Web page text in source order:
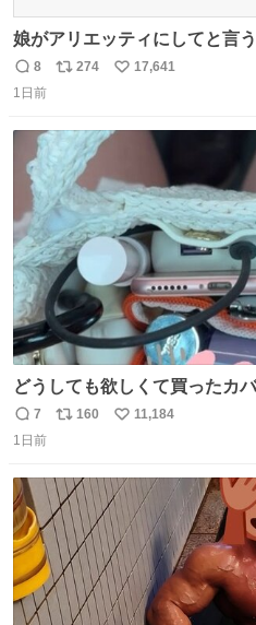
娘がアリエッティにしてと言
返
信
8
リ
数
274
い
17,641
1日前
どうしても欲しくて買ったカ
ないと荷物入らん。女のカバ
の
返
信
7
リ
ト
数
160
い
数
11,184
1日前